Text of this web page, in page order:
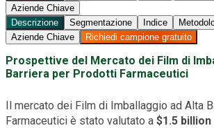
Aziende Chiave
Descrizione
Segmentazione Indice
Aziende Chiave
Richiedi campione gratuito
Prospettive del Mercato dei Film di
Barriera per Prodotti Farmaceutici
Il mercato dei Film di Imballaggio ad Alta
Farmaceutici è stato valutato a $1.5 billion